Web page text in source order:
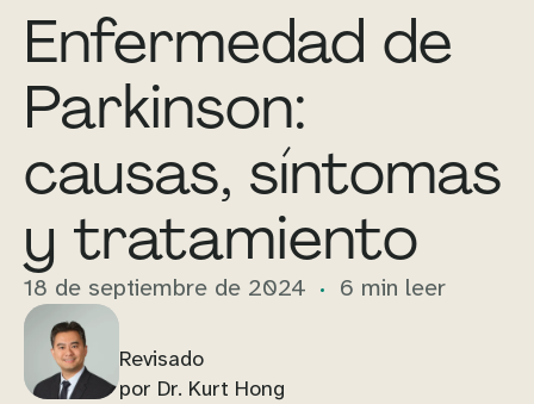
Enfermedad de
Parkinson:
causas, síntomas
y tratamiento
18 de septiembre de 2024 6 min leer
Revisado
por Dr. Kurt Hong